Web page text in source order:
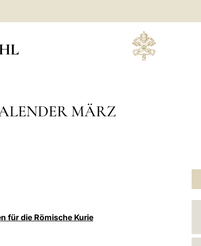
MÄRZ
für die Römische Kurie